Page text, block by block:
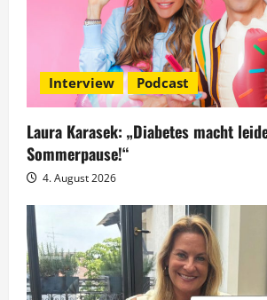
Interview Podcast
Laura Karasek: „Diabetes macht
Sommerpause!“
4. August 2026